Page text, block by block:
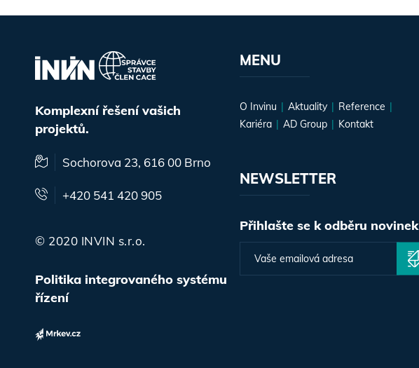
Komplexní řešení vašich
projektů.
Sochorova 23, 616 00 Brno
+420 541 420 905
© 2020 INVIN s.r.o.
Politika integrovaného systému
řízení
MENU
O Invinu Aktuality
Reference
Kariéra
AD Group Kontakt
NEWSLETTER
Přihlašte se k odběru novinek